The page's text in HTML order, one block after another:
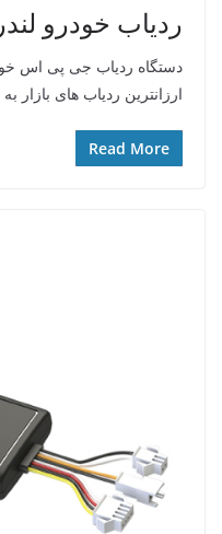
ردیاب خودرو
ارزانترین ردیاب های
Read More